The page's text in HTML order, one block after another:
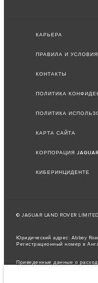
КАРЬЕРА
ПРАВИЛА И УСЛОВИЯ
КОНТАКТЫ
ПОЛИТИКА
ПОЛИТИКА
КАРТА САЙТА
КОРПОРАЦИЯ JAGUAR
КИБЕРИНЦИДЕНТЕ
© JAGUAR LAND ROVER
Юридический адрес: Abbey
Регистрационный номер в
Приведенные данные о